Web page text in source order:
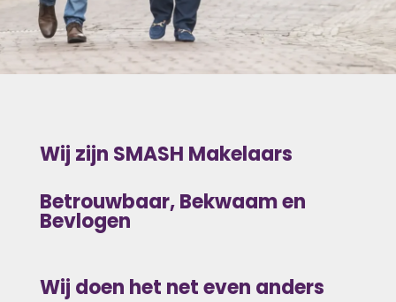
Wij zijn SMASH Makelaars
Betrouwbaar, Bekwaam en
Bevlogen
Wij doen het net even anders